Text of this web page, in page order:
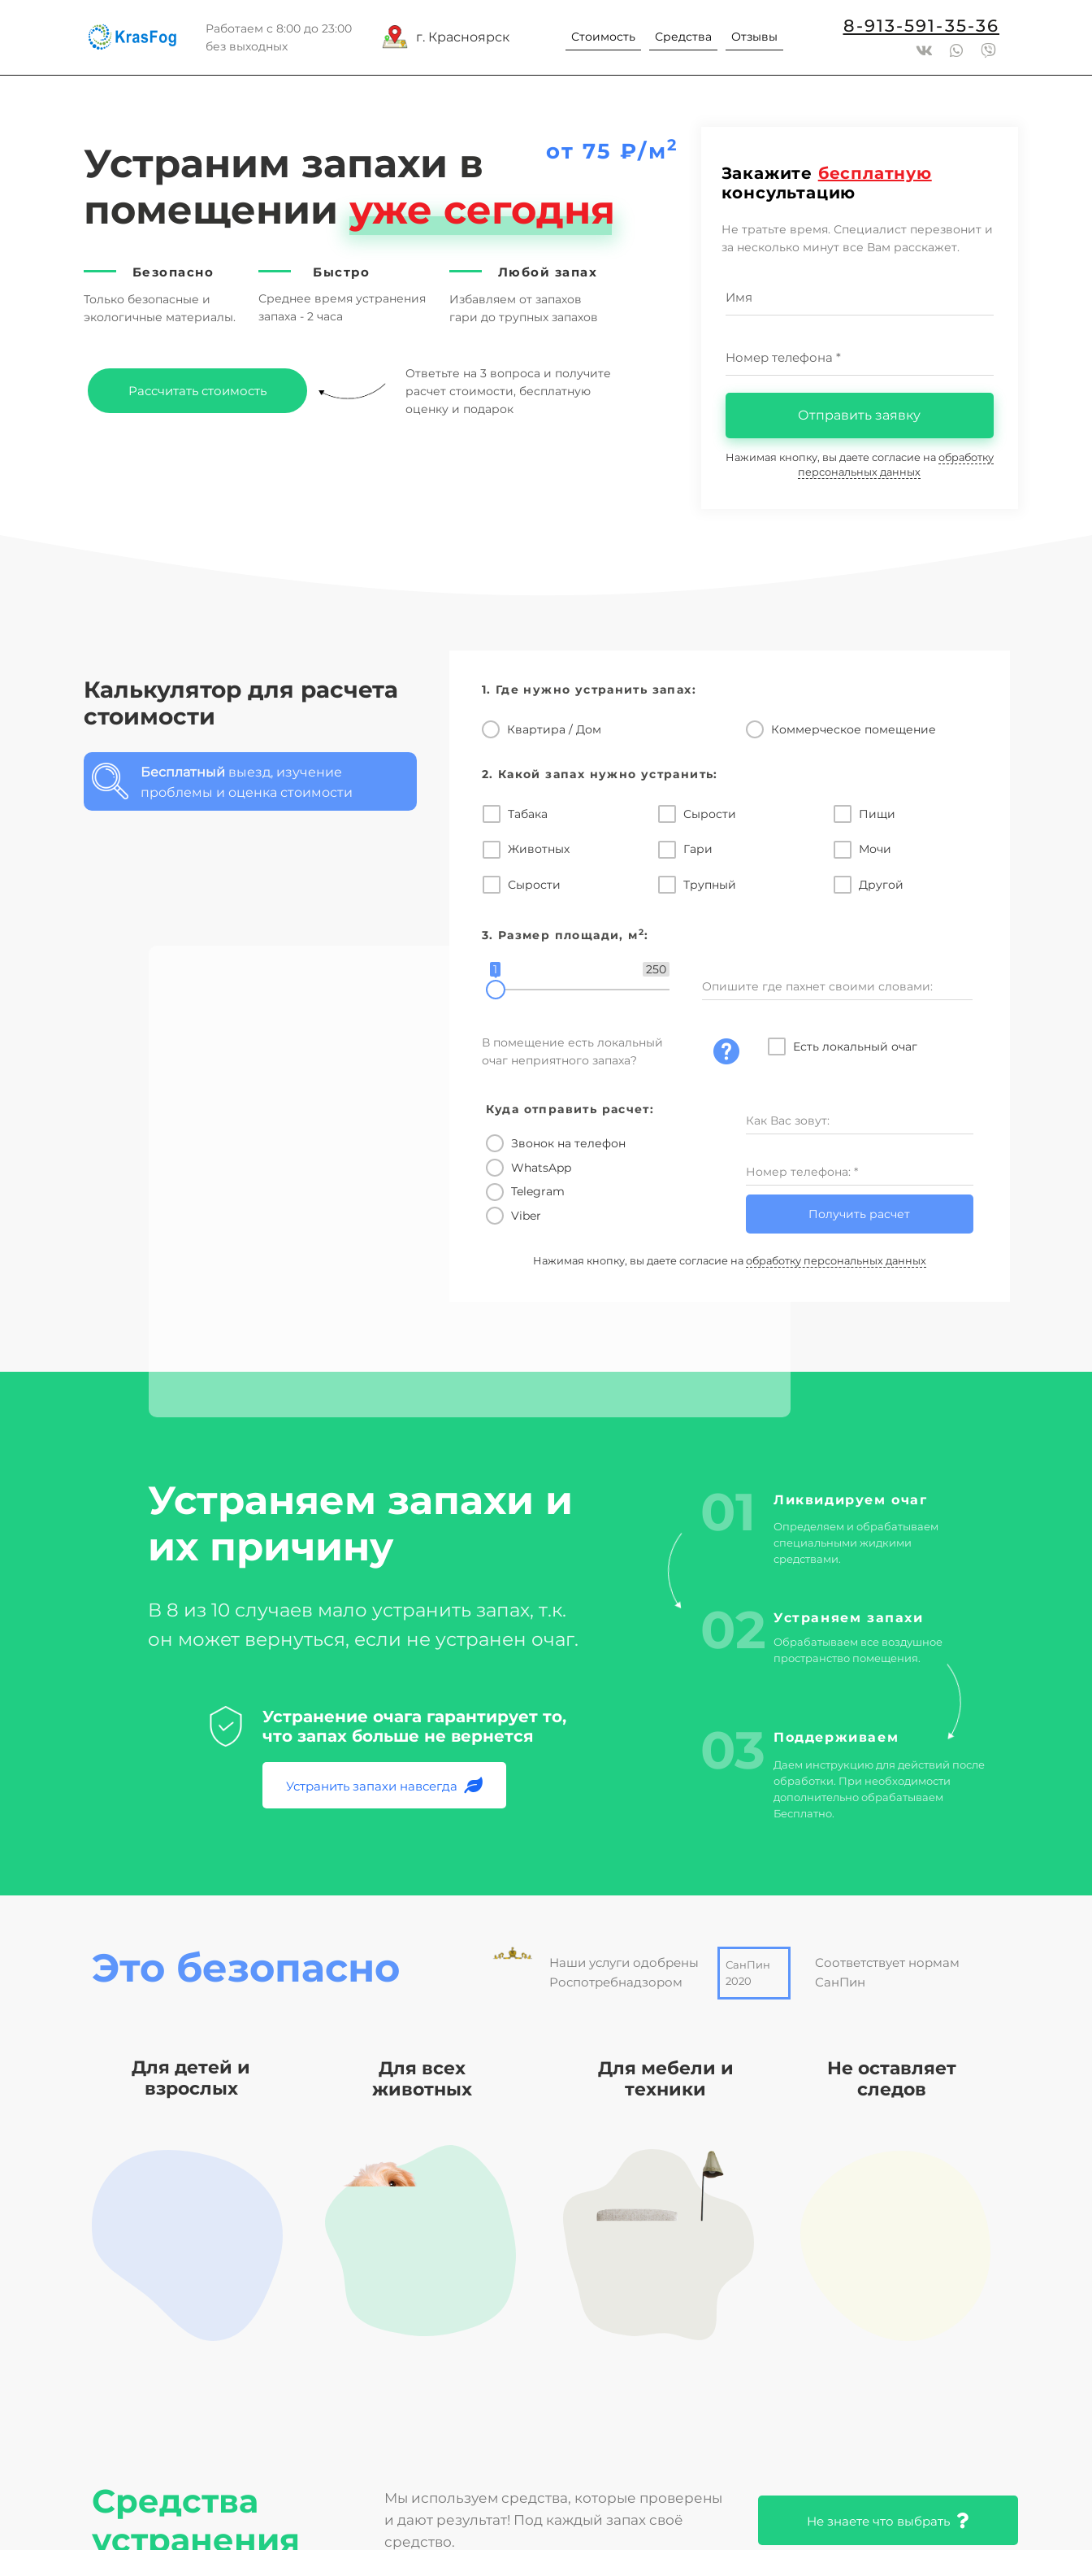
Работаем с 8:00 до 23:00
без выходных
г. Красноярск Стоимость Средства Отзывы
8-913-591-35-36
Закажите бесплатную
консультацию
Не тратьте время. Специалист перезвонит и
за несколько минут все Вам расскажет.
Имя
Номер телефона *
Отправить заявку
Нажимая кнопку, вы даете согласие на обработку
персональных данных
Устраним запахи в
помещенииуже сегодня
Только безопасные и
экологичные материалы.
Безопасно
Среднее время устранения
запаха - 2 часа
Быстро
Избавляем от запахов
гари до трупных запахов
Любой запах
Рассчитать стоимость
Ответьте на 3 вопроса и получите
расчет стоимости, бесплатную
оценку и подарок
от 75 ₽/м2
1. Где нужно устранить запах:
Квартира / Дом Коммерческое помещение
2. Какой запах нужно устранить:
Табака
Животных
Сырости
Сырости
Гари
Трупный
Пищи
Мочи
Другой
3. Размер площади, м2:
250
1
Опишите где пахнет своими словами:
В помещение есть локальный
очаг неприятного запаха?
Есть локальный очаг
Куда отправить расчет:
Звонок на телефон
WhatsApp
Telegram
Viber
Как Вас зовут:
Номер телефона: *
Получить расчет
Нажимая кнопку, вы даете согласие на обработку персональных данных
Калькулятор для расчета
стоимости
Бесплатный выезд, изучение
проблемы и оценка стоимости
Устраняем запахи и
их причину
В 8 из 10 случаев мало устранить запах, т.к.
он может вернуться, если не устранен очаг.
Ликвидируем очаг
Определяем и обрабатываем
специальными жидкими
средствами.
Устраняем запахи
Обрабатываем все воздушное
пространство помещения.
Устранение очага гарантирует то,
что запах больше не вернется
Устранить запахи навсегда
Поддерживаем
Даем инструкцию для действий после
обработки. При необходимости
дополнительно обрабатываем
Бесплатно.
01
02
03
Это безопасно
Наши услуги одобрены
Роспотребнадзором
Соответствует нормам
СанПин
Для детей и
взрослых
Для всех
животных
Для мебели и
техники
СанПин
2020
Не оставляет
следов
Средства
устранения
Мы используем средства, которые проверены
и дают результат! Под каждый запах своё
средство.
Не знаете что выбрать